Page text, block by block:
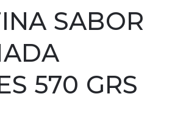
SABOR
570 GRS